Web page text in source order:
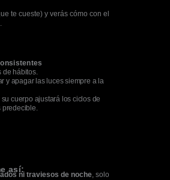
te cueste) y verás cómo con el
de hábitos.
y apagar las luces siempre a la
cuerpo ajustará los ciclos de
predecible.
así:
ni traviesos de noche, solo